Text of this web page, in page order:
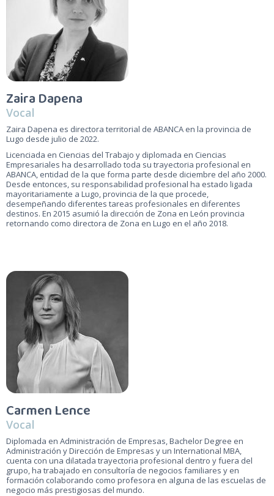
Zaira Dapena
Vocal
Zaira Dapena es directora territorial de ABANCA en la provincia de
Lugo desde julio de 2022.
Licenciada en Ciencias del Trabajo y diplomada en Ciencias
Empresariales ha desarrollado toda su trayectoria profesional en
ABANCA, entidad de la que forma parte desde diciembre del año 2000.
Desde entonces, su responsabilidad profesional ha estado ligada
mayoritariamente a Lugo, provincia de la que procede,
desempeñando diferentes tareas profesionales en diferentes
destinos. En 2015 asumió la dirección de Zona en León provincia
retornando como directora de Zona en Lugo en el año 2018.
Carmen Lence
Vocal
Diplomada en Administración de Empresas, Bachelor Degree en
Administración y Dirección de Empresas y un International MBA,
cuenta con una dilatada trayectoria profesional dentro y fuera del
grupo, ha trabajado en consultoría de negocios familiares y en
formación colaborando como profesora en alguna de las escuelas de
negocio más prestigiosas del mundo.